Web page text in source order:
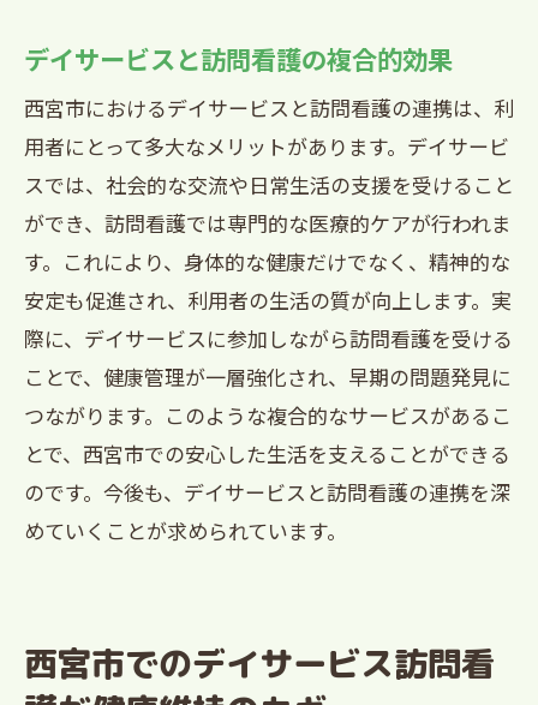
デイサービスと訪問看護の複合的効果
西宮市におけるデイサービスと訪問看護の連携は、利
用者にとって多大なメリットがあります。デイサービ
スでは、社会的な交流や日常生活の支援を受けること
ができ、訪問看護では専門的な医療的ケアが行われま
す。これにより、身体的な健康だけでなく、精神的な
安定も促進され、利用者の生活の質が向上します。実
際に、デイサービスに参加しながら訪問看護を受ける
ことで、健康管理が一層強化され、早期の問題発見に
つながります。このような複合的なサービスがあるこ
とで、西宮市での安心した生活を支えることができる
のです。今後も、デイサービスと訪問看護の連携を深
めていくことが求められています。
西宮市でのデイサービス訪問看